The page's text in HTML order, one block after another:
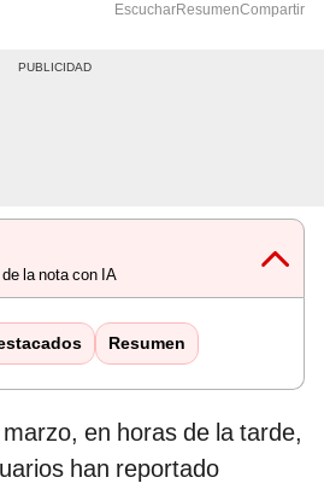
EscucharResumenCompartir
la nota con IA
Resumen
en horas de la tarde,
han reportado